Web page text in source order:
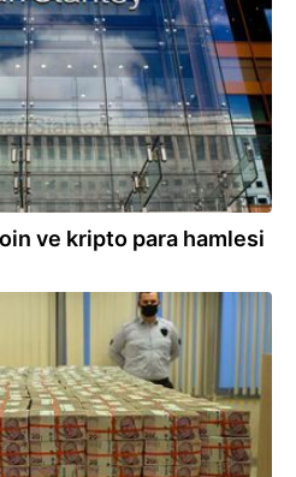
ve kripto para hamlesi